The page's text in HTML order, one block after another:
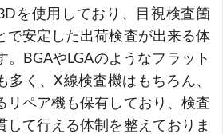
を使用しており、目視検査箇
で安定した出荷検査が出来る体
。BGAやLGAのようなフラット
多く、X線検査機はもちろん、
リペア機も保有しており、検査
して行える体制を整えておりま